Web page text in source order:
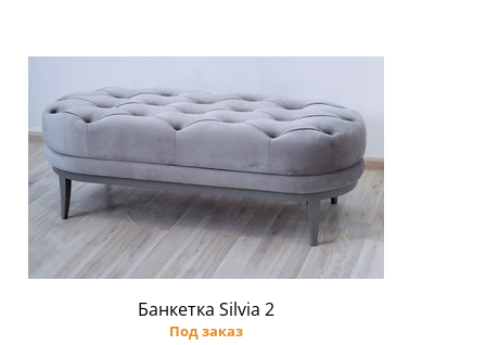
Банкетка Silvia 2
Под заказ